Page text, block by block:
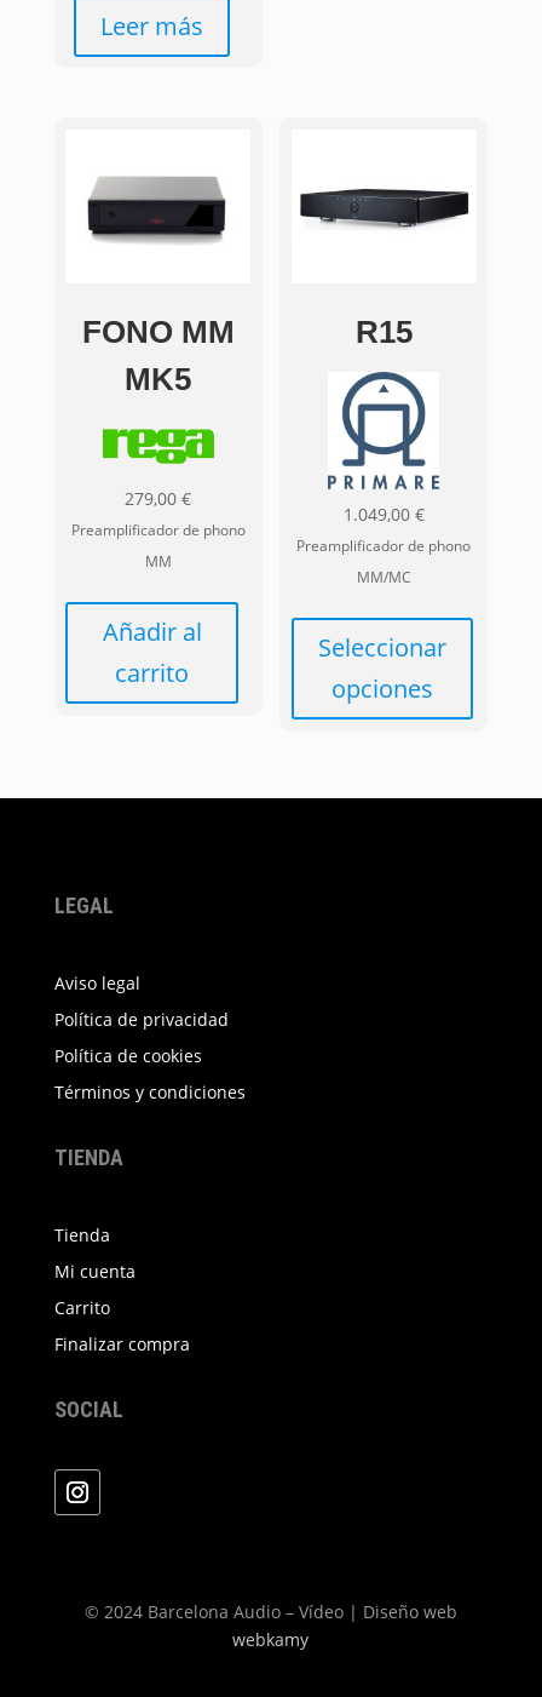
Leer más
producto
FONO MM
MK5
279,00€
Preamplificador de phono
MM
Añadir al
carrito
R15
1.049,00 €
Preamplificador de phono
MM/MC
Seleccionar
opciones
tiene
LEGAL
Aviso legal
Política de privacidad
Política de cookies
Términos y condiciones
TIENDA
Tienda
Mi cuenta
Carrito
Finalizar compra
SOCIAL
© 2024 Barcelona Audio – Vídeo | Diseño web
webkamy